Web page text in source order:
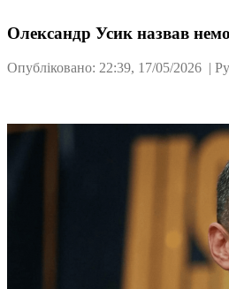
Олександр Усик назвав
Опубліковано: 22:39, 17/05/2026 |